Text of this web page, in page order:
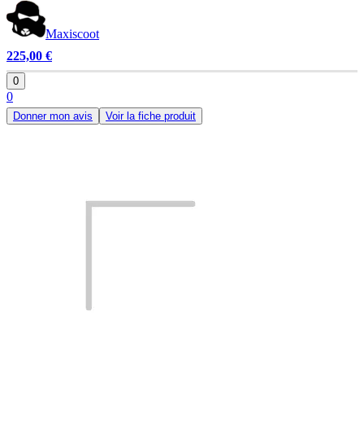
Maxiscoot
225,00 €
0
0
Donner mon avis Voir la fiche produit